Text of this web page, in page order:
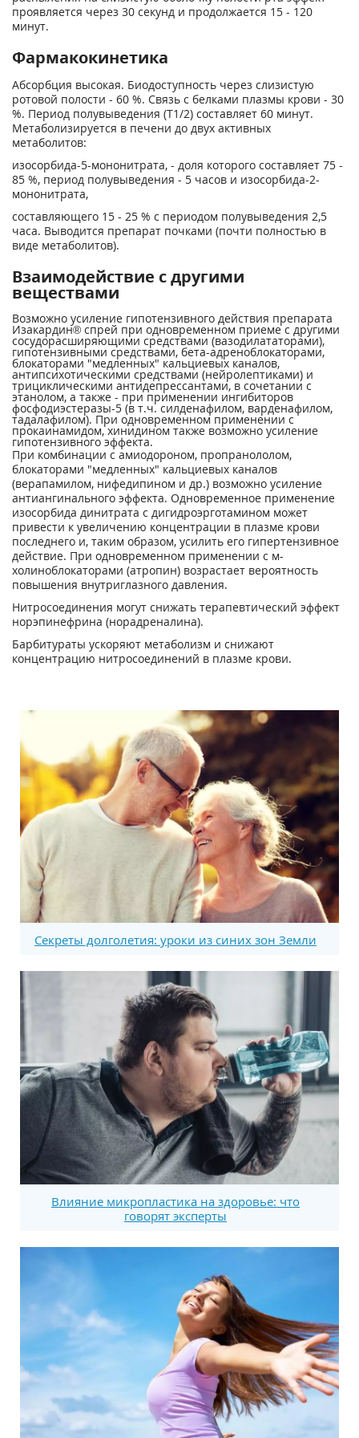
проявляется через 30 секунд и продолжается 15 - 120
минут.
Фармакокинетика
Абсорбция высокая. Биодоступность через слизистую
ротовой полости - 60 %. Связь с белками плазмы крови - 30
%. Период полувыведения (Т1/2) составляет 60 минут.
Метаболизируется в печени до двух активных
метаболитов:
изосорбида-5-мононитрата, - доля которого составляет 75 -
85 %, период полувыведения - 5 часов и изосорбида-2-
мононитрата,
составляющего 15 - 25 % с периодом полувыведения 2,5
часа. Выводится препарат почками (почти полностью в
виде метаболитов).
Взаимодействие с другими
веществами
Возможно усиление гипотензивного действия препарата
Изакардин® спрей при одновременном приеме с другими
сосудорасширяющими средствами (вазодилататорами),
гипотензивными средствами, бета-адреноблокаторами,
блокаторами "медленных" кальциевых каналов,
антипсихотическими средствами (нейролептиками) и
трициклическими антидепрессантами, в сочетании с
этанолом, а также - при применении ингибиторов
фосфодиэстеразы-5 (в т.ч. силденафилом, варденафилом,
тадалафилом). При одновременном применении с
прокаинамидом, хинидином также возможно усиление
гипотензивного эффекта.
При комбинации с амиодороном, пропранололом,
блокаторами "медленных" кальциевых каналов
(верапамилом, нифедипином и др.) возможно усиление
антиангинального эффекта. Одновременное применение
изосорбида динитрата с дигидроэрготамином может
привести к увеличению концентрации в плазме крови
последнего и, таким образом, усилить его гипертензивное
действие. При одновременном применении с м-
холиноблокаторами (атропин) возрастает вероятность
повышения внутриглазного давления.
Нитросоединения могут снижать терапевтический эффект
норэпинефрина (норадреналина).
Барбитураты ускоряют метаболизм и снижают
концентрацию нитросоединений в плазме крови.
Секреты долголетия: уроки из синих зон Земли
Влияние микропластика на здоровье: что
говорят эксперты